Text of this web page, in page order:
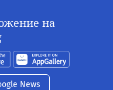
на
News